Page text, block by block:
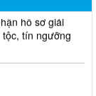
hồ sơ giải
tín ngưỡng